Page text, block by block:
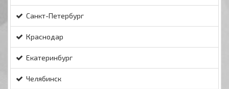
Санкт-Петербург
Краснодар
Екатеринбург
Челябинск